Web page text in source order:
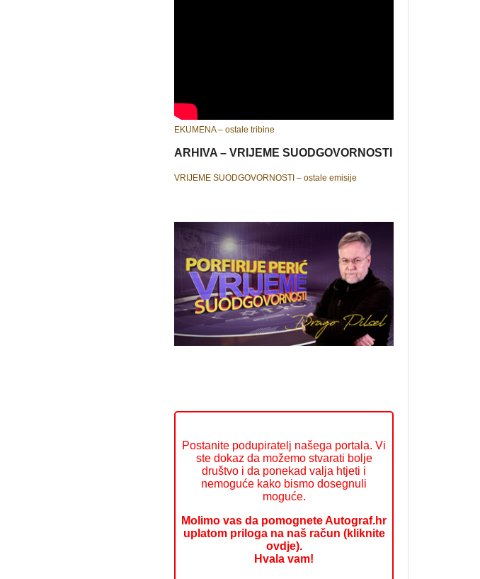
EKUMENA – ostale tribine
ARHIVA – VRIJEME SUODGOVORNOSTI
VRIJEME SUODGOVORNOSTI – ostale emisije
Postanite podupiratelj našega portala. Vi
ste dokaz da možemo stvarati bolje
društvo i da ponekad valja htjeti i
nemoguće kako bismo dosegnuli
moguće.
Molimo vas da pomognete Autograf.hr
uplatom priloga na naš račun (kliknite
ovdje).
Hvala vam!